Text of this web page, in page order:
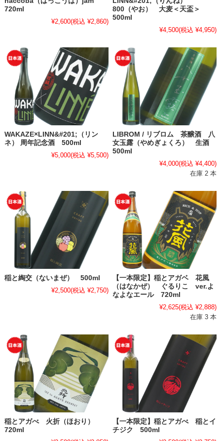
720ml
¥2,600(税込 ¥2,860)
800（やお） 大麦＜天盃＞
500ml
¥4,500(税込 ¥4,950)
WAKAZE×LINN&#201;（リン
ネ） 周年記念酒 500ml
¥5,000(税込 ¥5,500)
LIBROM / リブロム 茶醸酒 八
女玉露（やめぎょくろ） 生酒
500ml
¥4,000(税込 ¥4,400)
在庫 2 本
稲と綯交（ないまぜ） 500ml
¥2,500(税込 ¥2,750)
【一本限定】稲とアガベ 花風
（はなかぜ） ぐるりこ ver.よ
なよなエール 720ml
¥2,625(税込 ¥2,888)
在庫 3 本
稲とアガべ 火折（ほおり）
720ml
【一本限定】稲とアガべ 稲とイ
チジク 500ml